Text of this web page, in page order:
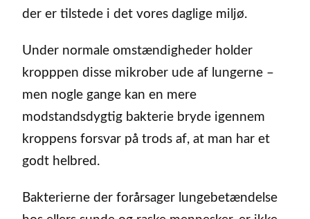
der er tilstede i det vores daglige miljø.
Under normale omstændigheder holder
kropppen disse mikrober ude af lungerne –
men nogle gange kan en mere
modstandsdygtig bakterie bryde igennem
kroppens forsvar på trods af, at man har et
godt helbred.
Bakterierne der forårsager lungebetændelse